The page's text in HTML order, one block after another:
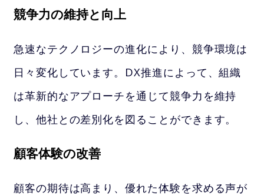
競争力の維持と向上
急速なテクノロジーの進化により、競争環境は
日々変化しています。DX推進によって、組織
は革新的なアプローチを通じて競争力を維持
し、他社との差別化を図ることができます。
顧客体験の改善
顧客の期待は高まり、優れた体験を求める声が